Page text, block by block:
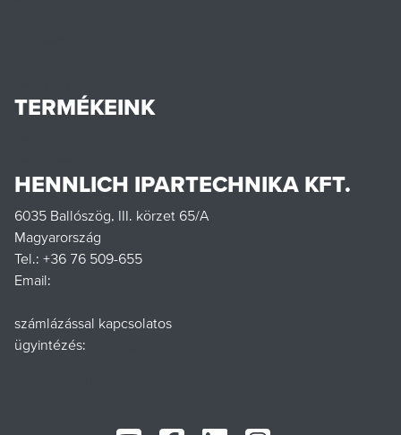
TERMÉKEINK
HENNLICH IPARTECHNIKA KFT.
6035 Ballószög, III. körzet 65/A
Magyarország
Tel.: +36 76 509-655
Email:
számlázással kapcsolatos
ügyintézés: